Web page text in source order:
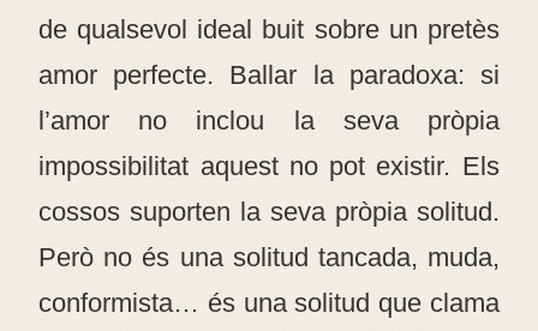
de qualsevol ideal buit sobre un pretès
amor perfecte. Ballar la paradoxa: si
l’amor no inclou la seva pròpia
impossibilitat aquest no pot existir. Els
cossos suporten la seva pròpia solitud.
Però no és una solitud tancada, muda,
conformista… és una solitud que clama